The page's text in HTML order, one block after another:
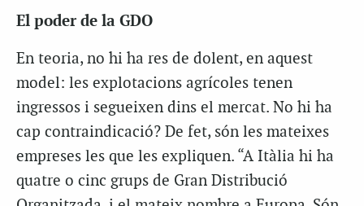
El poder de la GDO
En teoria, no hi ha res de dolent, en aquest
model: les explotacions agrícoles tenen
ingressos i segueixen dins el mercat. No hi ha
cap contraindicació? De fet, són les mateixes
empreses les que les expliquen. “A Itàlia hi ha
quatre o cinc grups de Gran Distribució